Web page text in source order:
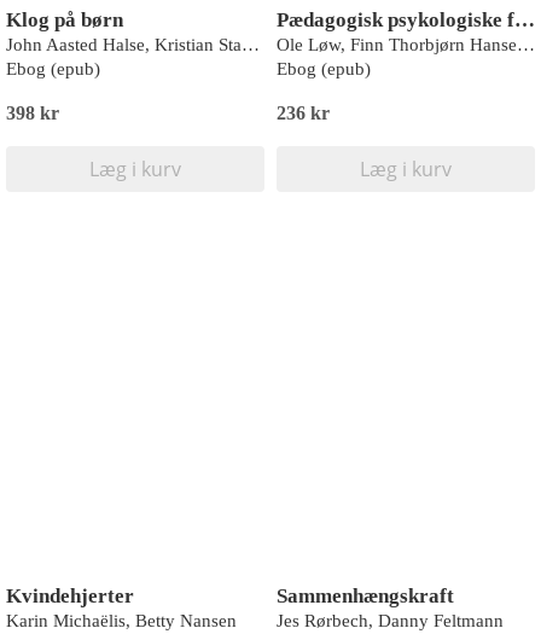
Klog på børn
John Aasted Halse, Kristian Stanley Halse
Ebog (epub)
398 kr
Læg i kurv
Pædagogisk psykologiske fyrtårne
Ole Løw, Finn Thorbjørn Hansen, Jacob Klitmøller, Jesper Dammeyer, Ib Ravn, Lene Tanggaard, Steen Beck, Svend Brinkmann
Ebog (epub)
236 kr
Læg i kurv
Kvindehjerter
Karin Michaëlis, Betty Nansen
Sammenhængskraft
Jes Rørbech, Danny Feltmann